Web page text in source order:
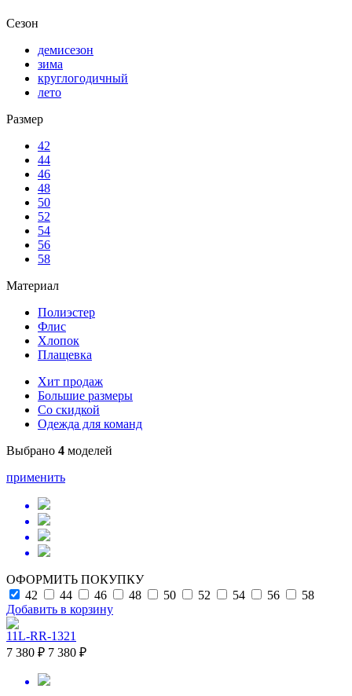
Сезон
демисезон
зима
круглогодичный
лето
Размер
42
44
46
48
50
52
54
56
58
Материал
Полиэстер
Флис
Хлопок
Плащевка
Хит продаж
Большие размеры
Со скидкой
Одежда для команд
Выбрано 4 моделей
применить
ОФОРМИТЬ ПОКУПКУ
42
44 46 48 50 52 54 56
58
Добавить в корзину
11L-RR-1321
7 380 ₽ 7 380 ₽